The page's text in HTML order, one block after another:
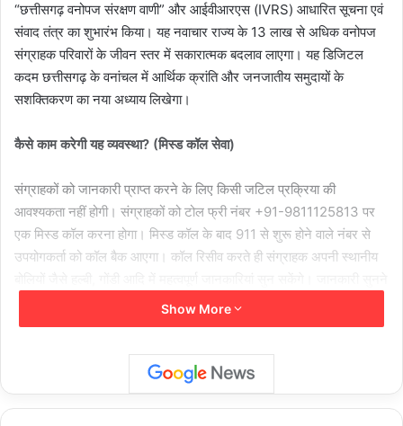
“छत्तीसगढ़ वनोपज संरक्षण वाणी” और आईवीआरएस (IVRS) आधारित सूचना एवं
संवाद तंत्र का शुभारंभ किया। यह नवाचार राज्य के 13 लाख से अधिक वनोपज
संग्राहक परिवारों के जीवन स्तर में सकारात्मक बदलाव लाएगा। यह डिजिटल
कदम छत्तीसगढ़ के वनांचल में आर्थिक क्रांति और जनजातीय समुदायों के
सशक्तिकरण का नया अध्याय लिखेगा।
कैसे काम करेगी यह व्यवस्था? (मिस्ड कॉल सेवा)
संग्राहकों को जानकारी प्राप्त करने के लिए किसी जटिल प्रक्रिया की
आवश्यकता नहीं होगी। संग्राहकों को टोल फ्री नंबर +91-9811125813 पर
एक मिस्ड कॉल करना होगा। मिस्ड कॉल के बाद 911 से शुरू होने वाले नंबर से
उपयोगकर्ता को कॉल बैक आएगा। कॉल रिसीव करते ही संग्राहक अपनी स्थानीय
के साथ ही उपयोगकर्ता अपनी राय, अनुभव और सुझाव भी रिकॉर्ड कर सकेंगे।
’प्रमुख लाभ और उद्देश्य’
Show More